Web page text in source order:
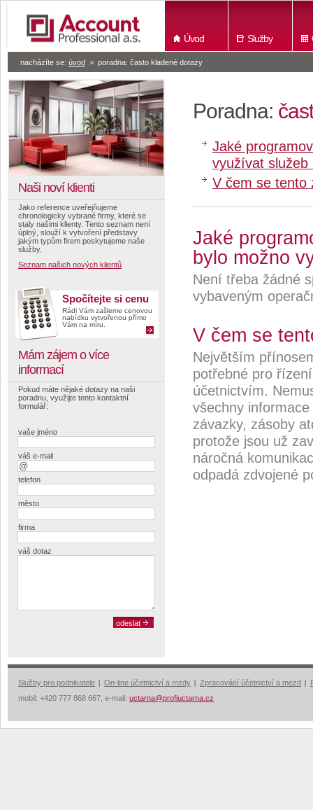
Úvod Služby
nacházíte se: úvod > poradna: často kladené dotazy
Naši noví klienti
Jako reference uveřejňujeme
chronologicky vybrané firmy, které se
staly našimi klienty. Tento seznam není
úplný, slouží k vytvoření představy
jakým typům firem poskytujeme naše
služby.
Seznam našich nových klientů
Spočítejte si cenu
Rádi Vám zašleme cenovou
nabídku vytvořenou přímo
Vám na míru.
Mám zájem o více
informací
Pokud máte nějaké dotazy na naši
poradnu, využijte tento kontaktní
formulář:
vaše jméno
váš e-mail
telefon
město
firma
váš dotaz
odeslat
Poradna:
Jaké
využívat služeb
V čem se tento
Jaké
bylo možno
Není třeba žádné
vybaveným
V čem se
Největším
potřebné pro
účetnictvím.
všechny
závazky, zásoby
protože jsou už
náročná
odpadá zdvojené
Služby pro podnikatele On-line účetnictví a mzdy Zpracování účetnictví a mezd
mobil: +420 777 868 667, e-mail: uctarna@profiuctarna.cz